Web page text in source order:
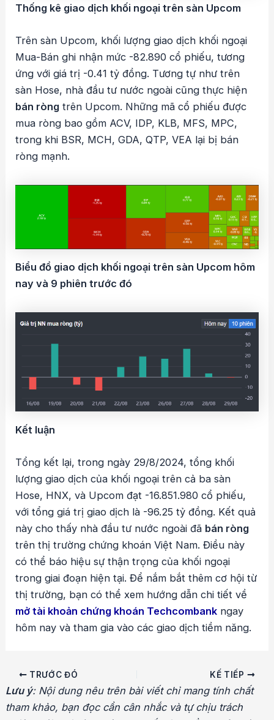
Thống kê giao dịch khối ngoại trên sàn Upcom
Trên sàn Upcom, khối lượng giao dịch khối ngoại
Mua-Bán ghi nhận mức -82.890 cổ phiếu, tương
ứng với giá trị -0.41 tỷ đồng. Tương tự như trên
sàn Hose, nhà đầu tư nước ngoài cũng thực hiện
bán ròng trên Upcom. Những mã cổ phiếu được
mua ròng bao gồm ACV, IDP, KLB, MFS, MPC,
trong khi BSR, MCH, GDA, QTP, VEA lại bị bán
ròng mạnh.
Biểu đồ giao dịch khối ngoại trên sàn Upcom hôm
nay và 9 phiên trước đó
Kết luận
Tổng kết lại, trong ngày 29/8/2024, tổng khối
lượng giao dịch của khối ngoại trên cả ba sàn
Hose, HNX, và Upcom đạt -16.851.980 cổ phiếu,
với tổng giá trị giao dịch là -96.25 tỷ đồng. Kết quả
này cho thấy nhà đầu tư nước ngoài đã bán ròng
trên thị trường chứng khoán Việt Nam. Điều này
có thể báo hiệu sự thận trọng của khối ngoại
trong giai đoạn hiện tại. Để nắm bắt thêm cơ hội từ
thị trường, bạn có thể xem hướng dẫn chi tiết về
mở tài khoản chứng khoán Techcombank ngay
hôm nay và tham gia vào các giao dịch tiềm năng.
Điều
hướng
bài
TRƯỚC ĐÓ KẾ TIẾP
Lưu ý: Nội dung nêu trên bài viết chỉ mang tính chất
tham khảo, bạn đọc cần cân nhắc và tự chịu trách